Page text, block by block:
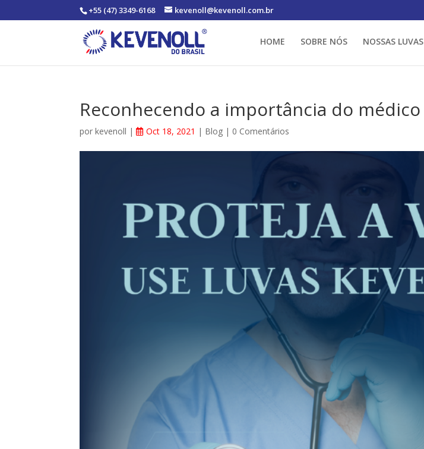
+55 (47) 3349-6168 kevenoll@kevenoll.com.br
HOME SOBRE NÓS NOSSAS LUVAS
Reconhecendo a importância do médico
porkevenoll | Oct 18, 2021 | Blog | 0 Comentários